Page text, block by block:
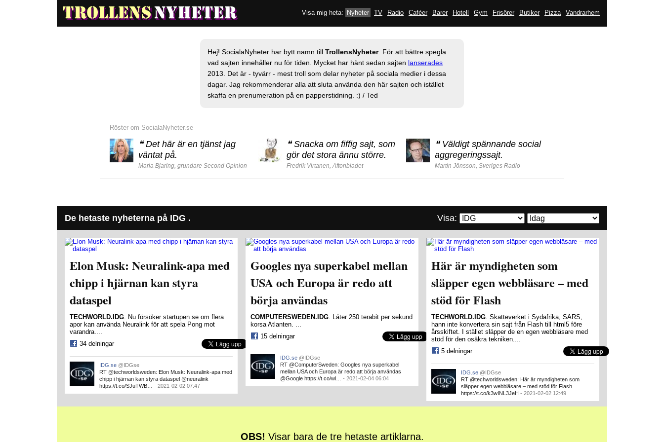
Visa mig heta: Nyheter TV Radio Caféer Barer Hotell Gym Frisörer Butiker Pizza Vandrarhem
Hej! SocialaNyheter har bytt namn till TrollensNyheter. För att bättre spegla
vad sajten innehåller nu för tiden. Mycket har hänt sedan sajten lanserades
2013. Det är - tyvärr - mest troll som delar nyheter på sociala medier i dessa
dagar. Jag rekommenderar alla att sluta använda den här sajten och istället
skaffa en prenumeration på en papperstidning. :) / Ted
Röster om SocialaNyheter.se
❝ Det här är en tjänst jag
väntat på.
Maria Bjaring, grundare Second Opinion
❝ Snacka om fiffig sajt, som
gör det stora ännu större.
Fredrik Virtanen, Aftonbladet
❝ Väldigt spännande social
aggregeringssajt.
Martin Jönsson, Sveriges Radio
De hetaste nyheterna på IDG . Visa:
Elon Musk: Neuralink-apa med
chipp i hjärnan kan styra
dataspel
TECHWORLD.IDG. Nu försöker startupen se om flera
apor kan använda Neuralink för att spela Pong mot
varandra....
34 delningar
IDG.se @IDGse
RT @techworldsweden: Elon Musk: Neuralink-apa med
chipp i hjärnan kan styra dataspel @neuralink
https://t.co/SJuTWB… - 2021-02-02 07:47
Googles nya superkabel mellan
USA och Europa är redo att
börja användas
COMPUTERSWEDEN.IDG. Låter 250 terabit per sekund
korsa Atlanten. ...
15 delningar
IDG.se @IDGse
RT @ComputerSweden: Googles nya superkabel
mellan USA och Europa är redo att börja användas
@Google https://t.co/wl… - 2021-02-04 06:04
Här är myndigheten som
släpper egen webbläsare – med
stöd för Flash
TECHWORLD.IDG. Skatteverket i Sydafrika, SARS,
hann inte konvertera sin sajt från Flash till html5 före
årsskiftet. I stället släpper de en egen webbläsare med
stöd för den osäkra tekniken....
5 delningar
IDG.se @IDGse
RT @techworldsweden: Här är myndigheten som
släpper egen webbläsare – med stöd för Flash
https://t.co/k3wINL3JeH - 2021-02-02 12:49
OBS! Visar bara de tre hetaste artiklarna.